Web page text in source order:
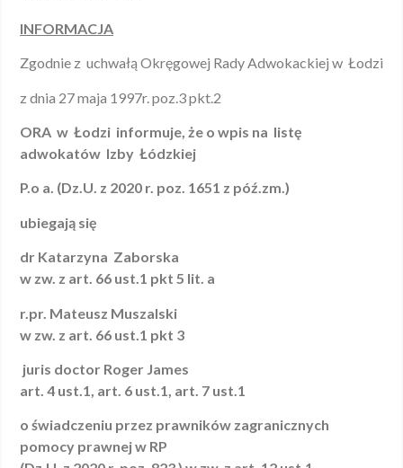
INFORMACJA
Zgodnie z uchwałą Okręgowej Rady Adwokackiej w Łodzi
z dnia 27 maja 1997r. poz.3 pkt.2
ORA w Łodzi informuje, że o wpis na listę
adwokatów Izby Łódzkiej
P.o a. (Dz.U. z 2020 r. poz. 1651 z póź.zm.)
ubiegają się
dr Katarzyna Zaborska
w zw. z art. 66 ust.1 pkt 5 lit. a
r.pr. Mateusz Muszalski
w zw. z art. 66 ust.1 pkt 3
juris doctor Roger James
art. 4 ust.1, art. 6 ust.1, art. 7 ust.1
o świadczeniu przez prawników zagranicznych
pomocy prawnej w RP